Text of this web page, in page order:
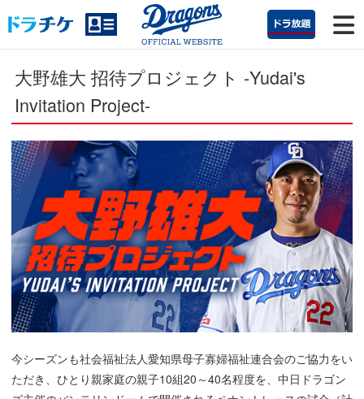
大野雄大 招待プロジェクト -Yudai's
Invitation Project-
今シーズンも社会福祉法人愛知県母子寡婦福祉連合会のご協力をい
ただき、ひとり親家庭の親子10組20～40名程度を、中日ドラゴン